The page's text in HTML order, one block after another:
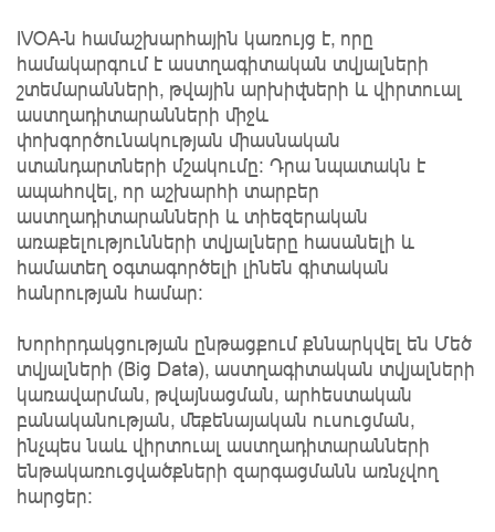
IVOA-ն համաշխարհային կառույց է, որը
համակարգում է աստղագիտական տվյալների
շտեմարանների, թվային արխիվների և վիրտուալ
աստղադիտարանների միջև
փոխգործունակության միասնական
ստանդարտների մշակումը։ Դրա նպատակն է
ապահովել, որ աշխարհի տարբեր
աստղադիտարանների և տիեզերական
առաքելությունների տվյալները հասանելի և
համատեղ օգտագործելի լինեն գիտական
հանրության համար։
Խորհրդակցության ընթացքում քննարկվել են Մեծ
տվյալների (Big Data), աստղագիտական տվյալների
կառավարման, թվայնացման, արհեստական
բանականության, մեքենայական ուսուցման,
ինչպես նաև վիրտուալ աստղադիտարանների
ենթակառուցվածքների զարգացմանն առնչվող
հարցեր։